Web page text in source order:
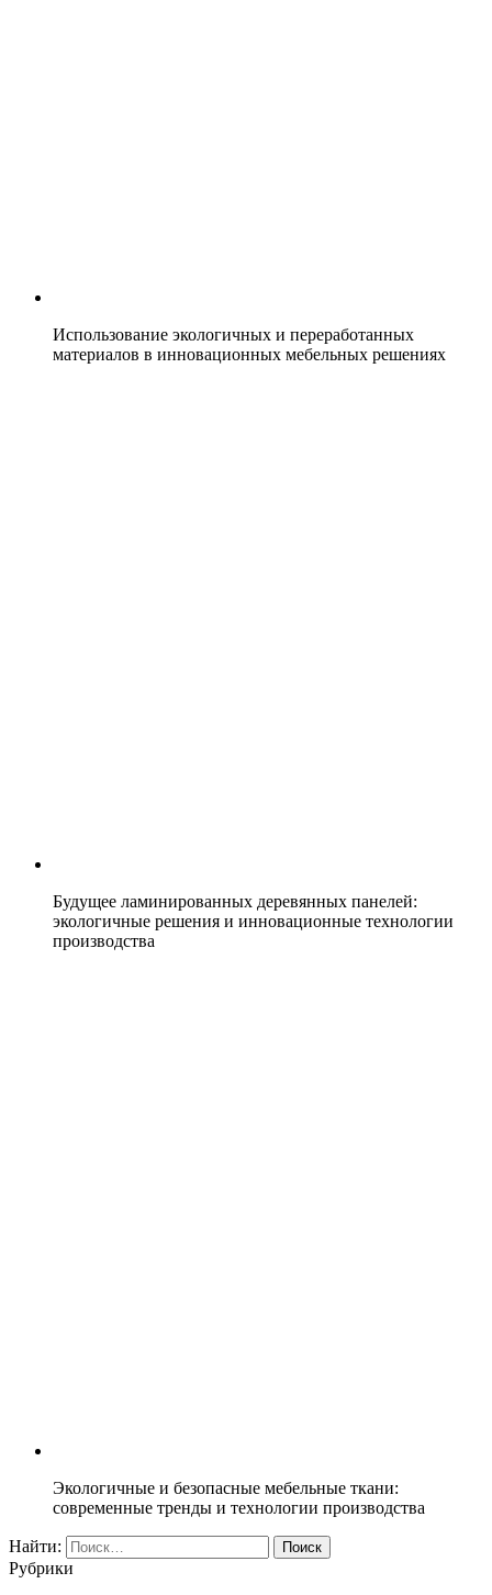
Использование экологичных и переработанных
материалов в инновационных мебельных решениях
Будущее ламинированных деревянных панелей:
экологичные решения и инновационные технологии
производства
Экологичные и безопасные мебельные ткани:
современные тренды и технологии производства
Найти:
Рубрики